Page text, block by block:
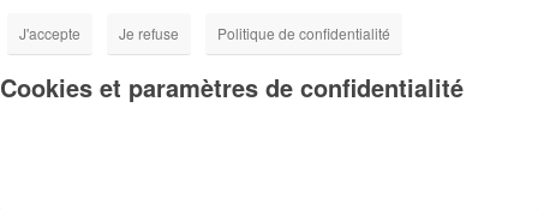
J'accepte Je refuse Politique de confidentialité
Cookies et paramètres de confidentialité